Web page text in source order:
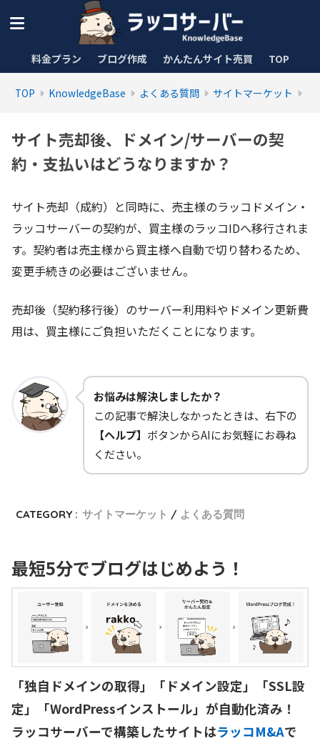
料金プラン ブログ作成 かんたんサイト売買 TOP
TOP KnowledgeBase よくある質問 サイトマーケット
サイト売却後、ドメイン/サーバーの契
約・支払いはどうなりますか？
サイト売却（成約）と同時に、売主様のラッコドメイン・
ラッコサーバーの契約が、買主様のラッコIDへ移行されま
す。契約者は売主様から買主様へ自動で切り替わるため、
変更手続きの必要はございません。
売却後（契約移行後）のサーバー利用料やドメイン更新費
用は、買主様にご負担いただくことになります。
お悩みは解決しましたか？
この記事で解決しなかったときは、右下の
【ヘルプ】 ボタンからAIにお気軽にお尋ね
ください。
CATEGORY : サイトマーケット よくある質問
最短5分でブログはじめよう！
「独自ドメインの取得」「ドメイン設定」「SSL設
定」「WordPressインストール」が自動化済み！
ラッコサーバーで構築したサイトはラッコM&Aで